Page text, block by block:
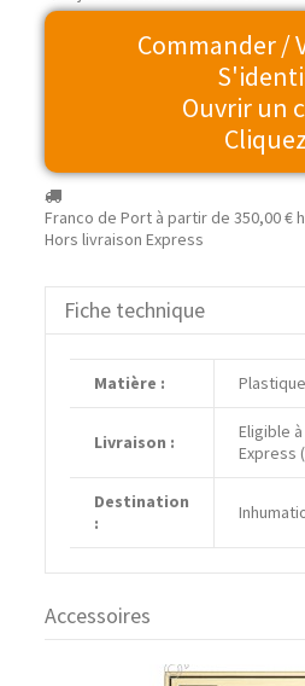
Commander /
Ouvrir un
Franco de Port à partir de350,00 €
Hors livraison Express
Fiche technique
Matière : Plastique
Livraison :
Eligible
Express
Destination
:
Accessoires